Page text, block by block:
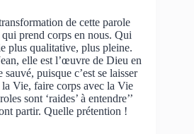
de cette parole
prend corps en nous. Qui
plus qualitative, plus pleine.
elle est l’œuvre de Dieu en
puisque c’est se laisser
Vie, faire corps avec la Vie
sont ‘raides’ à entendre’’
partir. Quelle prétention !